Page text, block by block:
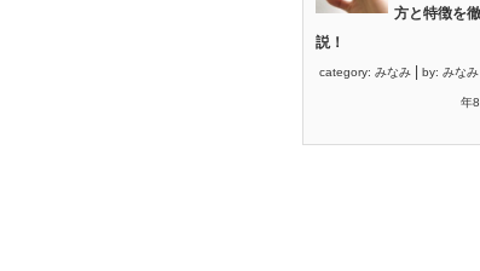
方と特徴を
説！
category: みなみ by: みなみ
年